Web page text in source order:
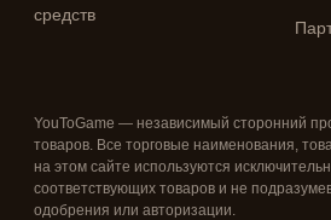
средств
YouToGame — независимый сторонний
товаров. Все торговые наименования,
на этом сайте используются
соответствующих товаров и не
одобрения или авторизации.